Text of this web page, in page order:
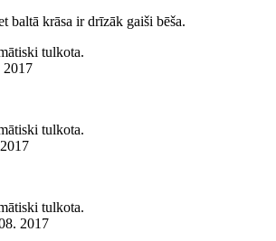
baltā krāsa ir drīzāk gaiši bēša.
tulkota.
2017
tulkota.
tulkota.
2017